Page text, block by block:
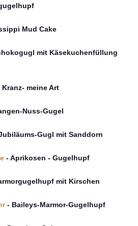
Mud Cake
mit Käsekuchenfüllung
meine Art
Nuss-Gugel
Gugl mit Sanddorn
- Aprikosen - Gugelhupf
mit Kirschen
- Baileys-Marmor-Gugelhupf